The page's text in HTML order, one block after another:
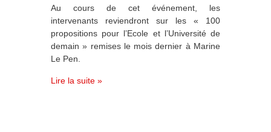
Au cours de cet événement, les
intervenants reviendront sur les « 100
propositions pour l’Ecole et l’Université de
demain » remises le mois dernier à Marine
Le Pen.
Lire la suite »